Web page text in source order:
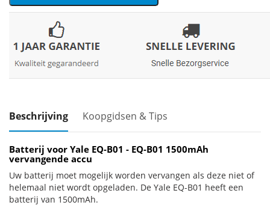
Beschrijving Koopgidsen & Tips
Batterij voor Yale EQ-B01 - EQ-B01 1500mAh
vervangende accu
Uw batterij moet mogelijk worden vervangen als deze niet of
helemaal niet wordt opgeladen. De Yale EQ-B01 heeft een
batterij van 1500mAh.